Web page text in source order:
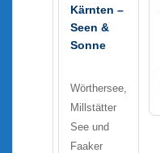
Kärnten –
Seen &
Sonne
Wörthersee,
Millstätter
See und
Faaker